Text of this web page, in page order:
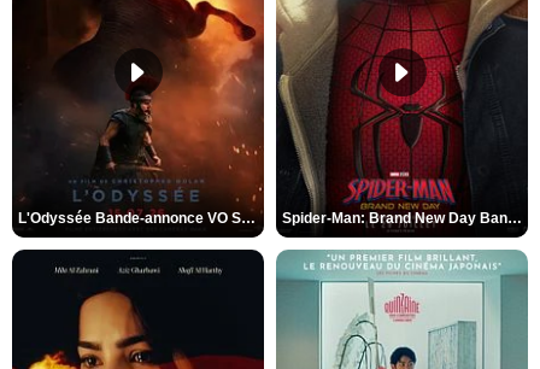
L'Odyssée Bande-annonce VO STFR Spider-Man: Brand New Day Bande-annonce VO STFR